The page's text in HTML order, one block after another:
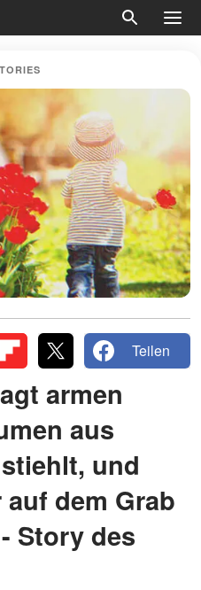
Teilen
armen
aus
und
dem Grab
Story des